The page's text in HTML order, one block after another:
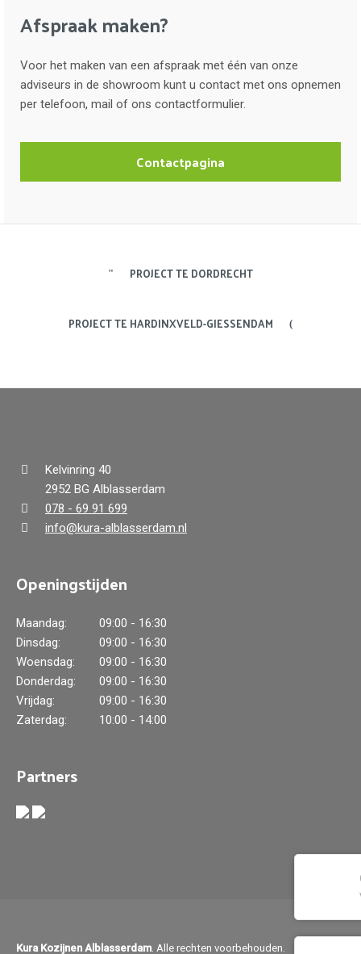
Afspraak maken?
Voor het maken van een afspraak met één van onze
adviseurs in de showroom kunt u contact met ons opnemen
per telefoon, mail of ons contactformulier.
Contactpagina
PROJECT TE DORDRECHT
PROJECT TE HARDINXVELD-GIESSENDAM
Kelvinring 40
2952 BG Alblasserdam
078 - 69 91 699
info@kura-alblasserdam.nl
Openingstijden
Maandag:
09:00 - 16:30
Dinsdag:
09:00 - 16:30
Woensdag:
09:00 - 16:30
Donderdag:
09:00 - 16:30
Vrijdag:
09:00 - 16:30
Zaterdag:
10:00 - 14:00
Partners
Kura Kozijnen Alblasserdam. Alle rechten voorbehouden.